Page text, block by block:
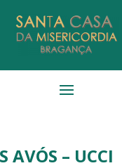
AVÓS – UCCI